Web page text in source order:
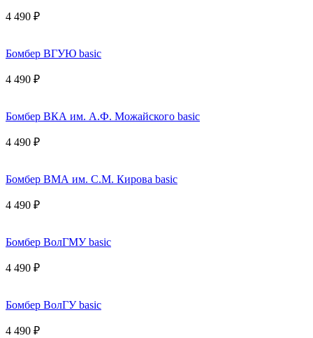
4 490 ₽
Бомбер ВГУЮ basic
4 490 ₽
Бомбер ВКА им. А.Ф. Можайского basic
4 490 ₽
Бомбер ВМА им. С.М. Кирова basic
4 490 ₽
Бомбер ВолГМУ basic
4 490 ₽
Бомбер ВолГУ basic
4 490 ₽